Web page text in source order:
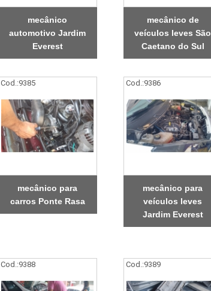
mecânico
automotivo Jardim
Everest
mecânico de
veículos leves São
Caetano do Sul
Cod.:9385
mecânico para
carros Ponte Rasa
Cod.:9386
mecânico para
veículos leves
Jardim Everest
Cod.:9388 Cod.:9389